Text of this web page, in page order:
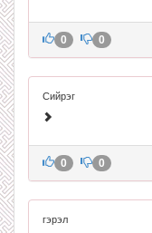
0 0
Сийрэг
0 0
гэрэл